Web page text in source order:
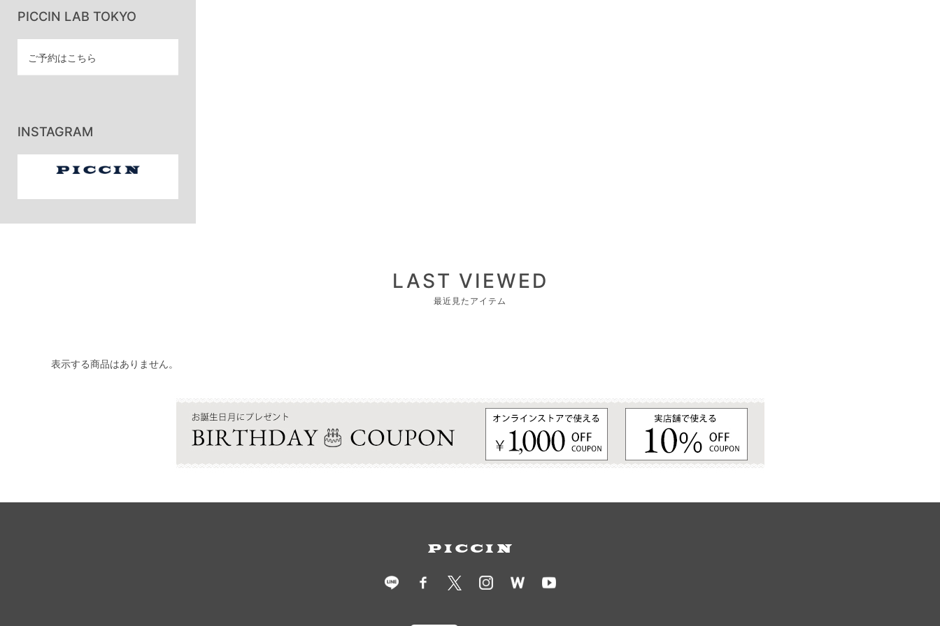
PICCIN LAB TOKYO
ご予約はこちら
INSTAGRAM
LAST VIEWED
最近見たアイテム
表示する商品はありません。